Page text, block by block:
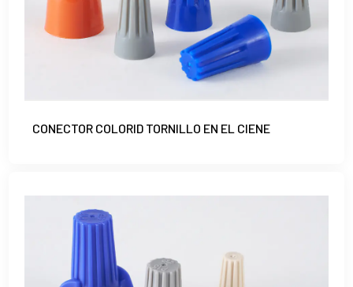
CONECTOR COLORID TORNILLO EN EL CIENE